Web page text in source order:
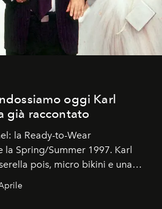
oggi Karl
già raccontato
la Ready-to-Wear
la Spring/Summer 1997. Karl
pois, micro bikini e una
dietro l'altra. Trent'anni dopo,